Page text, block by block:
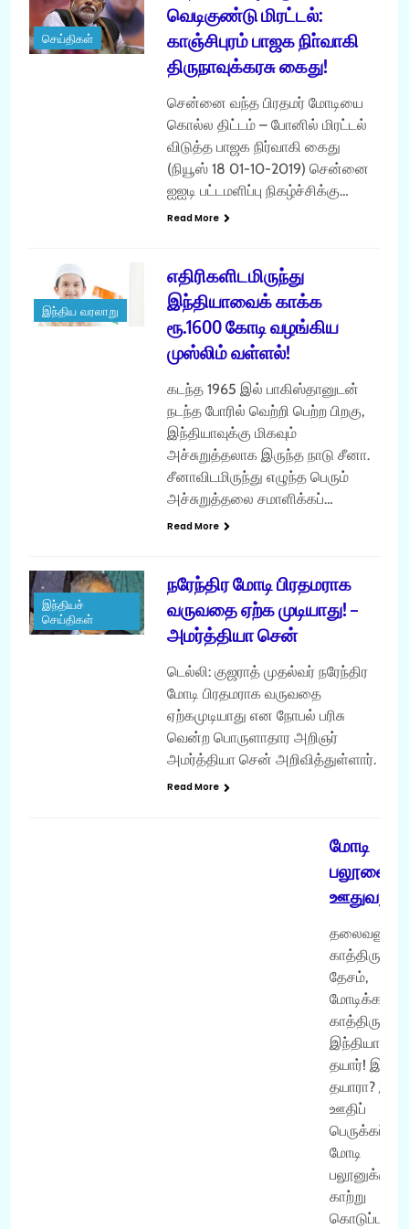
செய்திகள்
வெடிகுண்டு மிரட்டல்:
காஞ்சிபுரம் பாஜக நிா்வாகி
திருநாவுக்கரசு கைது!
சென்னை வந்த பிரதமர் மோடியை
கொல்ல திட்டம் – போனில் மிரட்டல்
விடுத்த பாஜக நிர்வாகி கைது
(நியூஸ் 18 01-10-2019) சென்னை
ஐஐடி பட்டமளிப்பு நிகழ்ச்சிக்கு…
Read More
இந்திய வரலாறு
எதிரிகளிடமிருந்து
இந்தியாவைக் காக்க
ரூ.1600 கோடி வழங்கிய
முஸ்லிம் வள்ளல்!
கடந்த 1965 இல் பாகிஸ்தானுடன்
நடந்த போரில் வெற்றி பெற்ற பிறகு,
இந்தியாவுக்கு மிகவும்
அச்சுறுத்தலாக இருந்த நாடு சீனா.
சீனாவிடமிருந்து எழுந்த பெரும்
அச்சுறுத்தலை சமாளிக்கப்…
Read More
இந்தியச்
செய்திகள்
நரேந்திர மோடி பிரதமராக
வருவதை ஏற்க முடியாது! –
அமர்த்தியா சென்
டெல்லி: குஜராத் முதல்வர் நரேந்திர
மோடி பிரதமராக வருவதை
ஏற்கமுடியாது என நோபல் பரிசு
வென்ற பொருளாதார அறிஞர்
அமர்த்தியா சென் அறிவித்துள்ளார்.
Read More
மோடி
பலூனை
ஊதுவது
தேசம்,
மோடிக்காகக்
இந்தியா,
தயார்!
தயாரா?
ஊதிப்
மோடி
பலூனுக்குக்
காற்று